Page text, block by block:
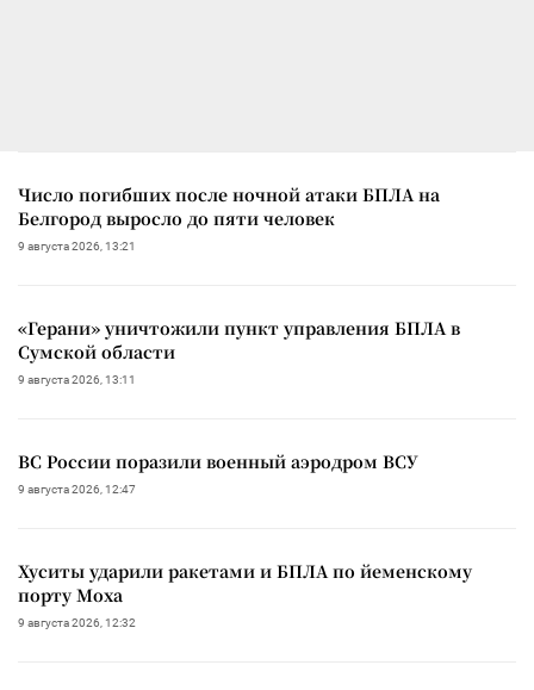
Число погибших после ночной атаки БПЛА на
Белгород выросло до пяти человек
9 августа 2026, 13:21
«Герани» уничтожили пункт управления БПЛА в
Сумской области
9 августа 2026, 13:11
ВС России поразили военный аэродром ВСУ
9 августа 2026, 12:47
Хуситы ударили ракетами и БПЛА по йеменскому
порту Моха
9 августа 2026, 12:32